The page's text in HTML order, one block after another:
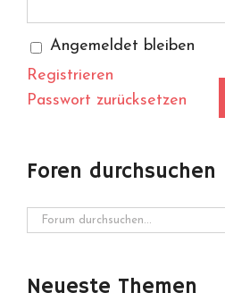
Angemeldet bleiben
Registrieren
Passwort zurücksetzen
Foren durchsuchen
Neueste Themen